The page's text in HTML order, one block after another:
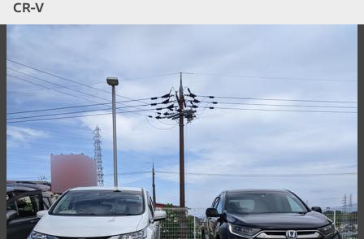
CR-V